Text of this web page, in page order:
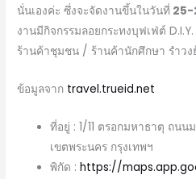
นั่นเองค่ะ ซึ่งจะจัดงานขึ้นในวันที่ 25-
งานมีกิจกรรมลอยกระทงบุฟเฟ่ต์
ร้านค้าชุมชน / ร้านค้านักศึกษา รำวง
ข้อมูลจาก travel.trueid.net
ที่อยู่ : 1/11 ตรอกมหาธาตุ ถน
เขตพระนคร กรุงเทพฯ
พิกัด :https://